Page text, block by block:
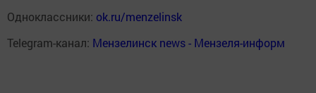
Одноклассники: ok.ru/menzelinsk
Telegram-канал: Мензелинск news - Мензеля-информ